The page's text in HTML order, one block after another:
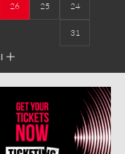
24
25
26
31